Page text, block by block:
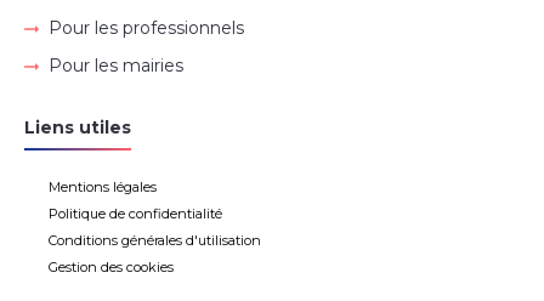
Pour les professionnels
Pour les mairies
Liens utiles
Mentions légales
Politique de confidentialité
Conditions générales d'utilisation
Gestion des cookies